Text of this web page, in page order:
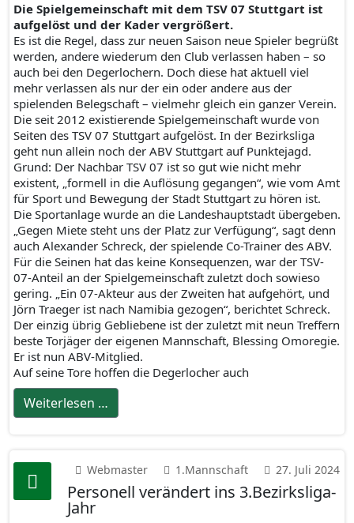
Die Spielgemeinschaft mit dem TSV 07 Stuttgart ist
aufgelöst und der Kader vergrößert.
Es ist die Regel, dass zur neuen Saison neue Spieler begrüßt
werden, andere wiederum den Club verlassen haben – so
auch bei den Degerlochern. Doch diese hat aktuell viel
mehr verlassen als nur der ein oder andere aus der
spielenden Belegschaft – vielmehr gleich ein ganzer Verein.
Die seit 2012 existierende Spielgemeinschaft wurde von
Seiten des TSV 07 Stuttgart aufgelöst. In der Bezirksliga
geht nun allein noch der ABV Stuttgart auf Punktejagd.
Grund: Der Nachbar TSV 07 ist so gut wie nicht mehr
existent, „formell in die Auflösung gegangen“, wie vom Amt
für Sport und Bewegung der Stadt Stuttgart zu hören ist.
Die Sportanlage wurde an die Landeshauptstadt übergeben.
„Gegen Miete steht uns der Platz zur Verfügung“, sagt denn
auch Alexander Schreck, der spielende Co-Trainer des ABV.
Für die Seinen hat das keine Konsequenzen, war der TSV-
07-Anteil an der Spielgemeinschaft zuletzt doch sowieso
gering. „Ein 07-Akteur aus der Zweiten hat aufgehört, und
Jörn Traeger ist nach Namibia gezogen“, berichtet Schreck.
Der einzig übrig Gebliebene ist der zuletzt mit neun Treffern
beste Torjäger der eigenen Mannschaft, Blessing Omoregie.
Er ist nun ABV-Mitglied.
Auf seine Tore hoffen die Degerlocher auch
Weiterlesen …
Webmaster 1.Mannschaft 27. Juli 2024
Personell verändert ins 3.Bezirksliga-
Jahr